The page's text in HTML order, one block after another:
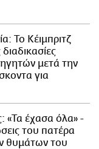
Το Κέιμπριτζ
διαδικασίες
μετά την
για
«Τα έχασα όλα» -
του πατέρα
θυμάτων του